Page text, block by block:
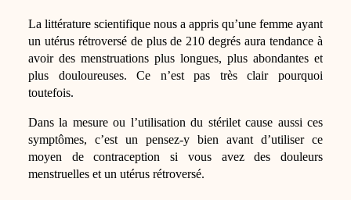
La littérature scientifique nous a appris qu’une femme ayant
un utérus rétroversé de plus de 210 degrés aura tendance à
avoir des menstruations plus longues, plus abondantes et
plus douloureuses. Ce n’est pas très clair pourquoi
toutefois.
Dans la mesure ou l’utilisation du stérilet cause aussi ces
symptômes, c’est un pensez-y bien avant d’utiliser ce
moyen de contraception si vous avez des douleurs
menstruelles et un utérus rétroversé.